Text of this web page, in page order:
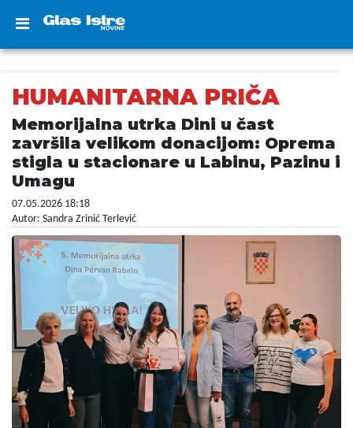
HUMANITARNA PRIČA
Memorijalna utrka Dini u čast
završila velikom donacijom: Oprema
stigla u stacionare u Labinu, Pazinu i
Umagu
07.05.2026 18:18
Autor: Sandra Zrinić Terlević